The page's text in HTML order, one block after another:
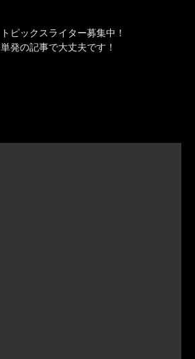
トピックスライター募集中！
単発の記事で大丈夫です！